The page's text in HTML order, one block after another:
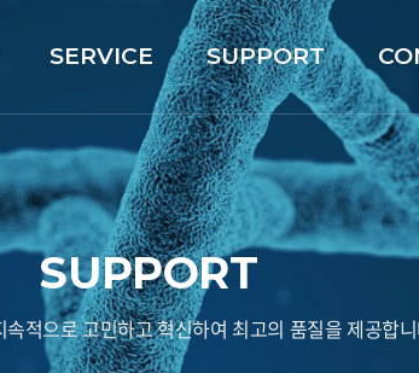
SERVICE SUPPORT
SUPPORT
적으로 고민하고 혁신하여 최고의 품질을 제공합